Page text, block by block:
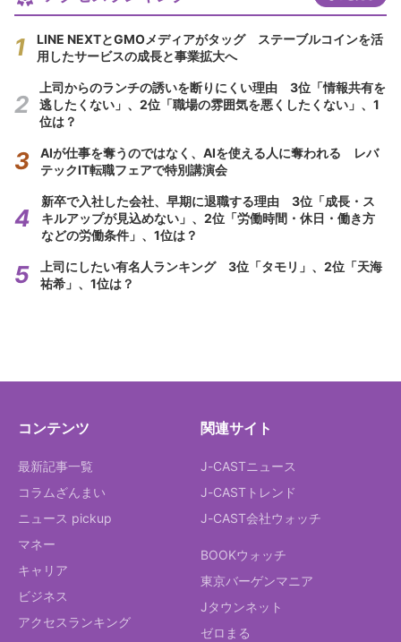
LINE NEXTとGMOメディアがタッグ ステーブルコインを活
用したサービスの成長と事業拡大へ
上司からのランチの誘いを断りにくい理由 3位「情報共有を
逃したくない」、2位「職場の雰囲気を悪くしたくない」、1
位は？
AIが仕事を奪うのではなく、AIを使える人に奪われる レバ
テックIT転職フェアで特別講演会
新卒で入社した会社、早期に退職する理由 3位「成長・ス
キルアップが見込めない」、2位「労働時間・休日・働き方
などの労働条件」、1位は？
上司にしたい有名人ランキング 3位「タモリ」、2位「天海
祐希」、1位は？
コンテンツ
最新記事一覧
コラムざんまい
ニュース pickup
マネー
キャリア
ビジネス
アクセスランキング
関連サイト
J-CASTニュース
J-CASTトレンド
J-CAST会社ウォッチ
BOOKウォッチ
東京バーゲンマニア
Jタウンネット
ゼロまる